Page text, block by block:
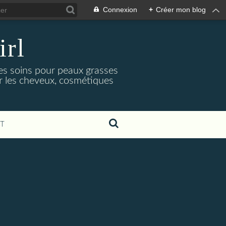
Connexion + Créer mon blog
soins pour peaux grasses
les cheveux, cosmétiques